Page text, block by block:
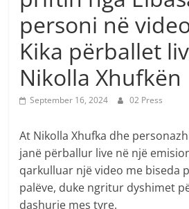
personi në
Kika përballet
Nikolla Xhufkën
September 16, 2024 02 Press
At Nikolla Xhufka dhe
janë përballur live në një
qarkulluar një video me biseda
palëve, duke ngritur dyshimet
dashurie mes tyre.